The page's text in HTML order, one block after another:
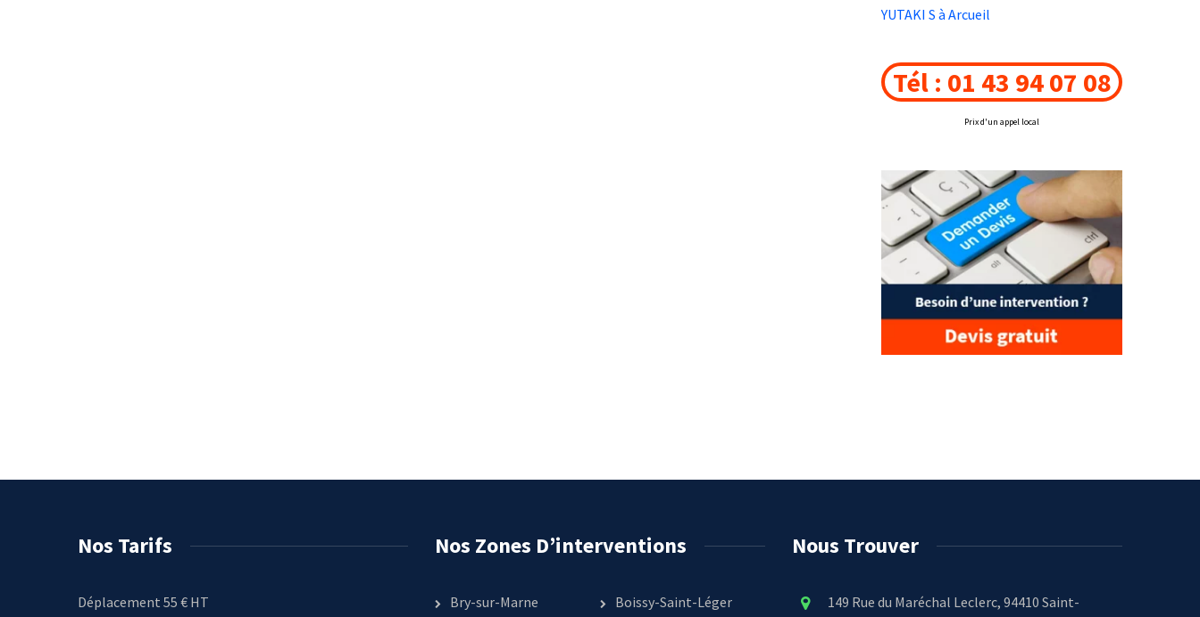
YUTAKI S à Arcueil
Tél : 01 43 94 07 08
Prix d'un appel local
Nos Tarifs
Déplacement 55 € HT
Nos Zones D’interventions
Bry-sur-Marne Boissy-Saint-Léger
Nous Trouver
149 Rue du Maréchal Leclerc, 94410 Saint-